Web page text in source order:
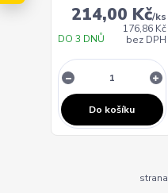
214,00 Kč/ks
176,86 Kč
bez DPH
DO 3 DNŮ
Do košíku
strana